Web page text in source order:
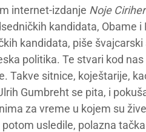
internet-izdanje Noje
kandidata, Obame i
kandidata, piše
politika. Te stvari kod
Takve sitnice, koještarije,
Gumbreht se pita, i
za vreme u kojem su
usledile, polazna